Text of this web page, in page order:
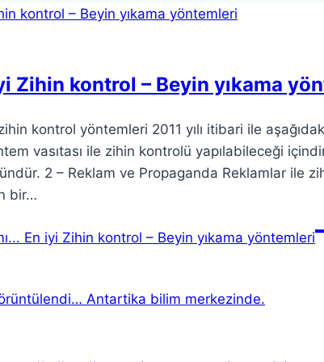
Zihin kontrol – Beyin yıkama
kontrol yöntemleri 2011 yılı itibari ile
vasıtası ile zihin kontrolü yapılabileceği
2 – Reklam ve Propaganda Reklamlar ile
bir…
En iyi Zihin kontrol – Beyin yıkama yöntemleri